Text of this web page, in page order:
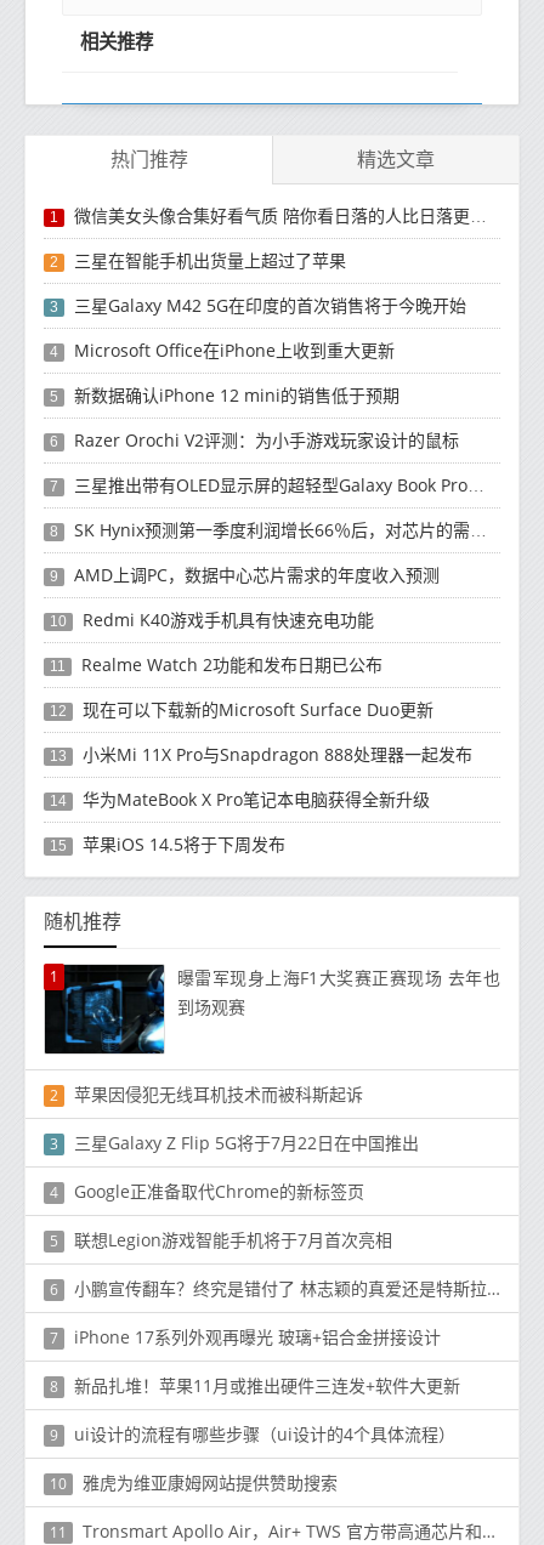
相关推荐
热门推荐 精选文章
1 微信美女头像合集好看气质 陪你看日落的人比日落更浪漫
2 三星在智能手机出货量上超过了苹果
3 三星Galaxy M42 5G在印度的首次销售将于今晚开始
4 Microsoft Office在iPhone上收到重大更新
5 新数据确认iPhone 12 mini的销售低于预期
6 Razer Orochi V2评测：为小手游戏玩家设计的鼠标
7 三星推出带有OLED显示屏的超轻型Galaxy Book Pro和Galaxy Book Pro 360笔记本电脑
8 SK Hynix预测第一季度利润增长66％后，对芯片的需求将增强
9 AMD上调PC，数据中心芯片需求的年度收入预测
10 Redmi K40游戏手机具有快速充电功能
11 Realme Watch 2功能和发布日期已公布
12 现在可以下载新的Microsoft Surface Duo更新
13 小米Mi 11X Pro与Snapdragon 888处理器一起发布
14 华为MateBook X Pro笔记本电脑获得全新升级
15 苹果iOS 14.5将于下周发布
随机推荐
1
曝雷军现身上海F1大奖赛正赛现场 去年也
到场观赛
2 苹果因侵犯无线耳机技术而被科斯起诉
3 三星Galaxy Z Flip 5G将于7月22日在中国推出
4 Google正准备取代Chrome的新标签页
5 联想Legion游戏智能手机将于7月首次亮相
6 小鹏宣传翻车？终究是错付了 林志颖的真爱还是特斯拉！
7 iPhone 17系列外观再曝光 玻璃+铝合金拼接设计
8 新品扎堆！苹果11月或推出硬件三连发+软件大更新
9 ui设计的流程有哪些步骤（ui设计的4个具体流程）
10 雅虎为维亚康姆网站提供赞助搜索
11 Tronsmart Apollo Air，Air+ TWS 官方带高通芯片和六个麦克风